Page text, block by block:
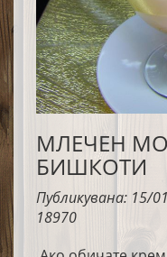
МЛЕЧЕН
БИШКОТИ
Публикувана: 15/
18970